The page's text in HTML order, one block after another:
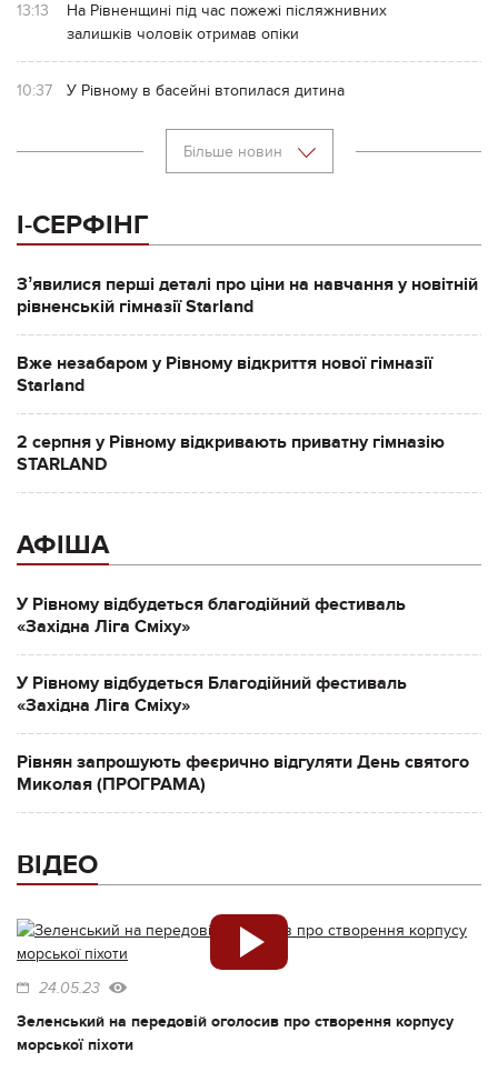
13:13
На Рівненщині під час пожежі післяжнивних
залишків чоловік отримав опіки
10:37 У Рівному в басейні втопилася дитина
Більше новин
І-СЕРФІНГ
Зʼявилися перші деталі про ціни на навчання у новітній
рівненській гімназії Starland
Вже незабаром у Рівному відкриття нової гімназії
Starland
2 серпня у Рівному відкривають приватну гімназію
STARLAND
АФІША
У Рівному відбудеться благодійний фестиваль
«Західна Ліга Сміху»
У Рівному відбудеться Благодійний фестиваль
«Західна Ліга Сміху»
Рівнян запрошують феєрично відгуляти День святого
Миколая (ПРОГРАМА)
ВІДЕО
24.05.23
Зеленський на передовій оголосив про створення корпусу
морської піхоти